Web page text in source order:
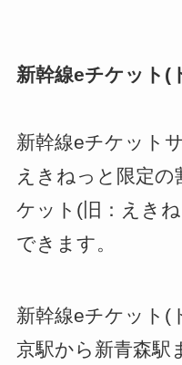
新幹線eチケット(
新幹線eチケット
えきねっと限定の
ケット(旧：えき
できます。
新幹線eチケット(
京駅から新青森駅